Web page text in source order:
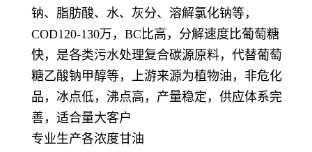
钠、脂肪酸、水、灰分、溶解氯化钠等，
COD120-130万，BC比高，分解速度比葡萄糖
快，是各类污水处理复合碳源原料，代替葡萄
糖乙酸钠甲醇等，上游来源为植物油，非危化
品，冰点低，沸点高，产量稳定，供应体系完
善，适合量大客户
专业生产各浓度甘油